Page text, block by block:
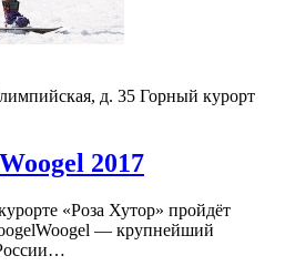
д. 35 Горный курорт
2017
«Роза Хутор» пройдёт
— крупнейший